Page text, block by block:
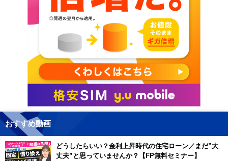
おすすめ動画
どうしたらいい？金利上昇時代の住宅ローン／まだ”大
丈夫”と思っていませんか？【FP無料セミナー】